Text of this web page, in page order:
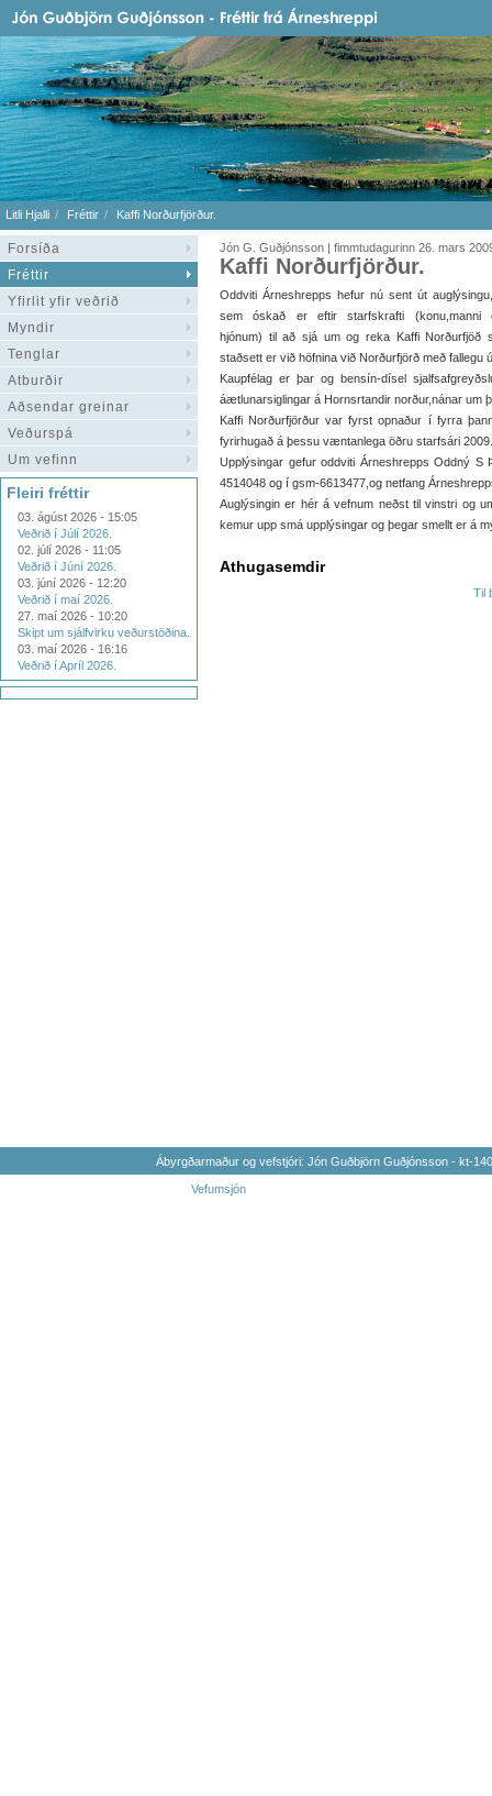
Litli Hjalli Fréttir Kaffi Norðurfjörður.
Forsíða
Fréttir
Yfirlit yfir veðrið
Myndir
Tenglar
Atburðir
Aðsendar greinar
Veðurspá
Um vefinn
Fleiri fréttir
03. ágúst 2026 - 15:05
Veðrið í Júlí 2026.
02. júlí 2026 - 11:05
Veðrið í Júní 2026.
03. júní 2026 - 12:20
Veðrið í maí 2026.
27. maí 2026 - 10:20
Skipt um sjálfvirku veðurstöðina.
03. maí 2026 - 16:16
Veðrið í Apríl 2026.
Jón G. Guðjónsson | fimmtudagurinn 26. mars
Kaffi Norðurfjörður.
Oddviti Árneshrepps hefur nú sent út
sem óskað er eftir starfskrafti (konu,manni
hjónum) til að sjá um og reka Kaffi Norðurfjöð
staðsett er við höfnina við Norðurfjörð með fallegu
Kaupfélag er þar og bensín-dísel
áætlunarsiglingar á Hornsrtandir norður,nánar um
Kaffi Norðurfjörður var fyrst opnaður í fyrra
fyrirhugað á þessu væntanlega öðru starfsári 2009.
Upplýsingar gefur oddviti Árneshrepps Oddný
4514048 og í gsm-6613477,og netfang
Auglýsingin er hér á vefnum neðst til vinstri og
kemur upp smá upplýsingar og þegar smellt er á
Athugasemdir
Til
Ábyrgðarmaður og vefstjóri: Jón Guðbjörn Guðjónsson - kt-
Vefumsjón